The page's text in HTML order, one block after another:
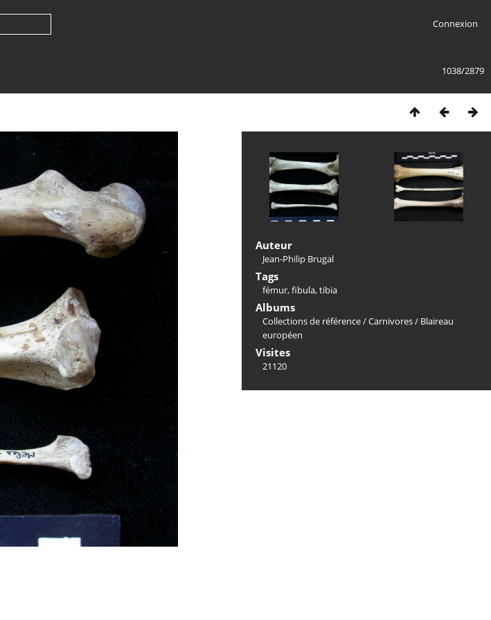
Connexion
1038/2879
Auteur
Jean-Philip Brugal
Tags
fémur,fibula,tibia
Albums
Collections de référence/Carnivores/ Blaireau
européen
Visites
21120